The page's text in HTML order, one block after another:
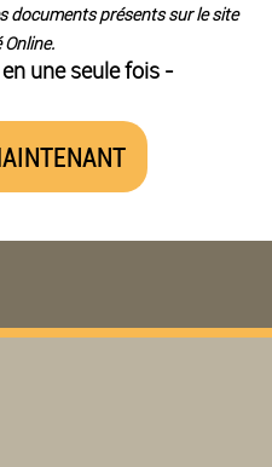
documents présents sur le site
une seule fois -